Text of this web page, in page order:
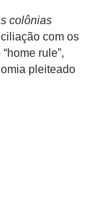
colônias
com os
rule”,
pleiteado